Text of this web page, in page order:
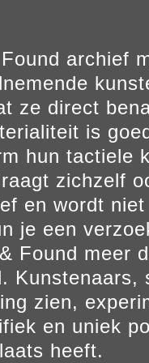
archief
ze direct
is
hun tactiele
zichzelf
en wordt
je een
Found meer
zien,
en uniek
heeft.